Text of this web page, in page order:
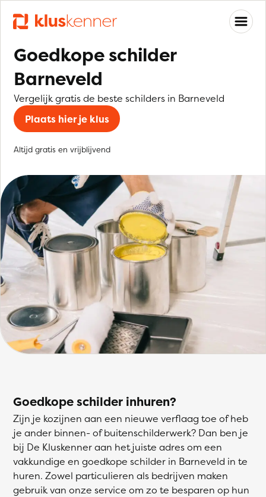
Goedkope schilder
Barneveld
Vergelijk gratis de beste schilders in Barneveld
Plaats hier je klus
Altijd gratis en vrijblijvend
Goedkope schilder inhuren?
Zijn je kozijnen aan een nieuwe verflaag toe of heb
je ander binnen- of buitenschilderwerk? Dan ben je
bij De Kluskenner aan het juiste adres om een
vakkundige en goedkope schilder in Barneveld in te
huren. Zowel particulieren als bedrijven maken
gebruik van onze service om zo te besparen op hun